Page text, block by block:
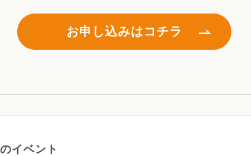
お申し込みはコチラ
イベント